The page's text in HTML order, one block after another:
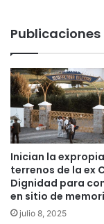
Inician la
terrenos de la ex
Dignidad para
en sitio de
julio 8, 2025